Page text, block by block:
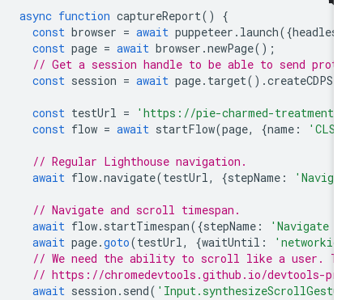
async function captureReport ()
const browser = await puppeteer.launch({headless
const page = await browser.newPage
// Get a session handle to be able to send
const session = await page.target().
const testUrl = 'https://pie-charmed-
const flow = await startFlow(page, {name : 'CLS
// Regular Lighthouse navigation.
await flow.navigate(testUrl, {stepName :
// Navigate and scroll timespan.
await flow.startTimespan({stepName : 'Navigate
await page.goto(testUrl, {waitUntil :
// We need the ability to scroll like a user.
// https://chromedevtools.github.io/devtools-
await session.send(